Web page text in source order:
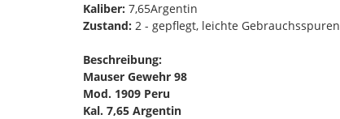
Kaliber: 7,65Argentin
Zustand: 2 - gepflegt, leichte Gebrauchsspuren
Beschreibung:
Mauser Gewehr 98
Mod. 1909 Peru
Kal. 7,65 Argentin